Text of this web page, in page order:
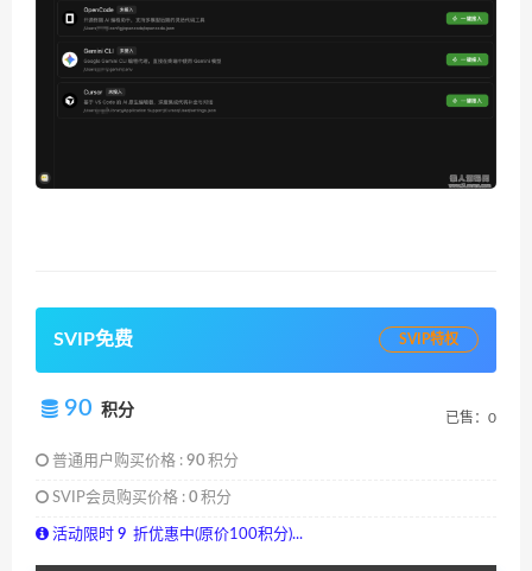
SVIP免费 SVIP特权
90 积分 已售：0
普通用户购买价格 : 90 积分
SVIP会员购买价格 : 0 积分
活动限时 9 折优惠中(原价100积分)...